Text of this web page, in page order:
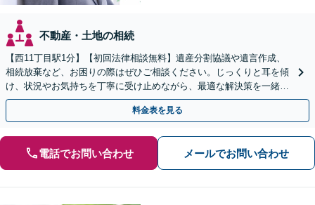
不動産・土地の相続
【西11丁目駅1分】【初回法律相談無料】遺産分割協議や遺言作成、
相続放棄など、お困りの際はぜひご相談ください。じっくりと耳を傾
け、状況やお気持ちを丁寧に受け止めながら、最適な解決策を一緒に
考えてまいります。【電話・メール・WEB相談可】
料金表を見る
電話でお問い合わせ メールでお問い合わせ